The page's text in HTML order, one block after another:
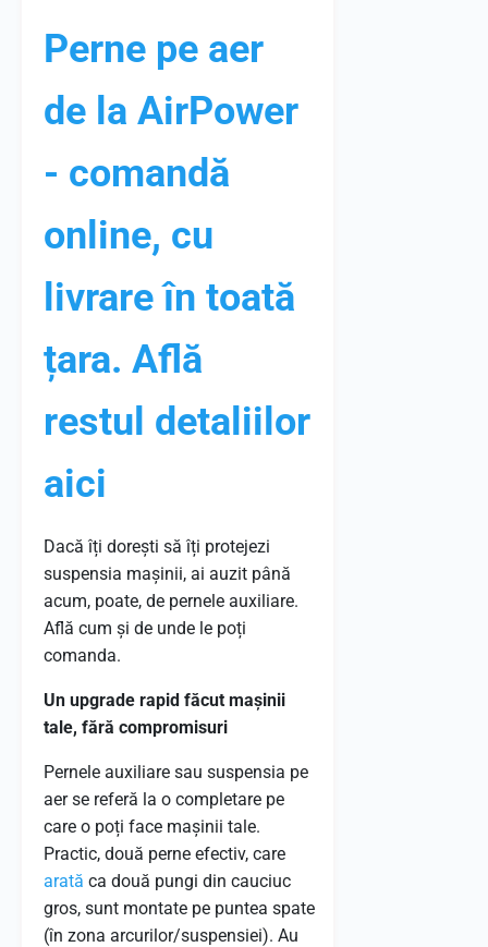
Perne pe aer
de la AirPower
- comandă
online, cu
livrare în toată
țara. Află
restul detaliilor
aici
Dacă îți dorești să îți protejezi
suspensia mașinii, ai auzit până
acum, poate, de pernele auxiliare.
Află cum și de unde le poți
comanda.
Un upgrade rapid făcut mașinii
tale, fără compromisuri
Pernele auxiliare sau suspensia pe
aer se referă la o completare pe
care o poți face mașinii tale.
Practic, două perne efectiv, care
arată ca două pungi din cauciuc
gros, sunt montate pe puntea spate
(în zona arcurilor/suspensiei). Au